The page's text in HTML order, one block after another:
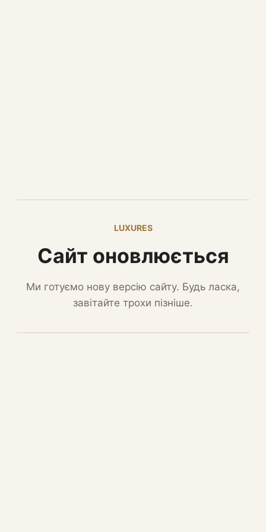
LUXURES
Сайт оновлюється
Ми готуємо нову версію сайту. Будь ласка,
завітайте трохи пізніше.